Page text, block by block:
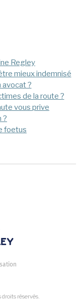
Regley
mieux indemnisé
avocat ?
de la route ?
vous prive
?
foetus
réservés.